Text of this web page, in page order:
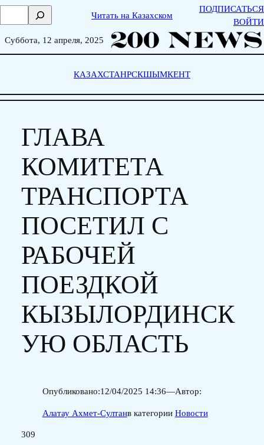
Skip
о
Читать на Казахском
ПОДПИСАТЬСЯ
ВОЙТИ
Суббота, 12 апреля, 2025
КАЗАХСТАНРСКШЫМКЕНТ
ГЛАВА
КОМИТЕТА
ТРАНСПОРТА
ПОСЕТИЛ С
РАБОЧЕЙ
ПОЕЗДКОЙ
КЫЗЫЛОРДИНСК
УЮ ОБЛАСТЬ
Опубликовано:12/04/2025 14:36—Автор:
Алатау Ахмет-Султанв категории Новости
309